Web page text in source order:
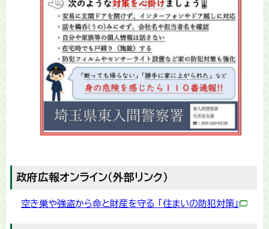
政府広報オンライン（外部リンク）
空き巣や強盗から命と財産を守る 「住まいの防犯対策」